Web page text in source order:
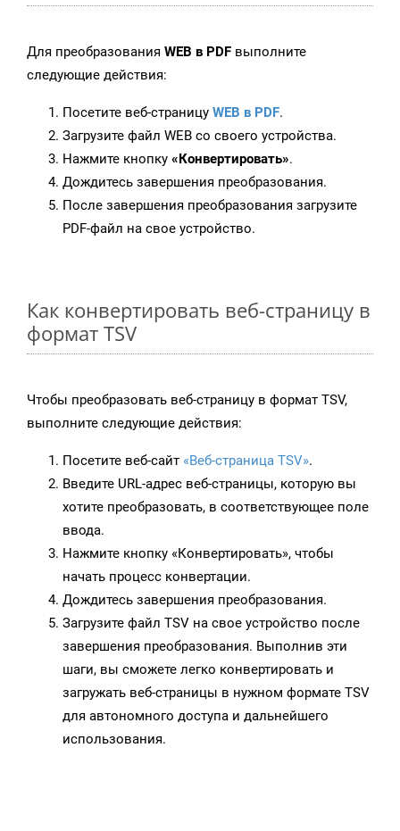
Для преобразования WEB в PDF выполните
следующие действия:
Посетите веб-страницу WEB в PDF.
Загрузите файл WEB со своего устройства.
Нажмите кнопку «Конвертировать».
Дождитесь завершения преобразования.
После завершения преобразования загрузите
PDF-файл на свое устройство.
Как конвертировать веб-страницу в
формат TSV
Чтобы преобразовать веб-страницу в формат TSV,
выполните следующие действия:
Посетите веб-сайт «Веб-страница TSV».
Введите URL-адрес веб-страницы, которую вы
хотите преобразовать, в соответствующее поле
ввода.
Нажмите кнопку «Конвертировать», чтобы
начать процесс конвертации.
Дождитесь завершения преобразования.
Загрузите файл TSV на свое устройство после
завершения преобразования. Выполнив эти
шаги, вы сможете легко конвертировать и
загружать веб-страницы в нужном формате TSV
для автономного доступа и дальнейшего
использования.